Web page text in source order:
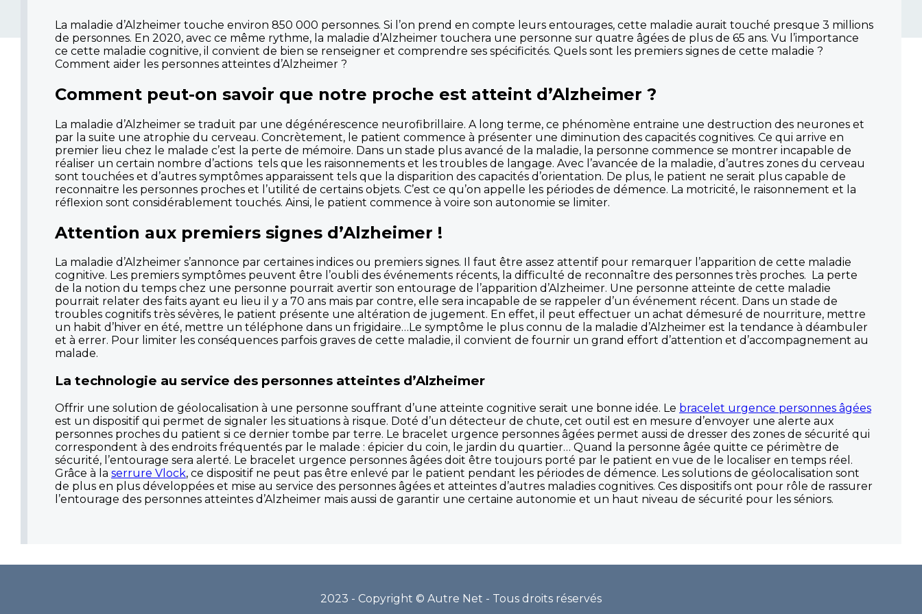
La maladie d’Alzheimer touche environ 850 000 personnes. Si l’on prend en compte leurs entourages, cette maladie aurait touché presque 3 millions
de personnes. En 2020, avec ce même rythme, la maladie d’Alzheimer touchera une personne sur quatre âgées de plus de 65 ans. Vu l’importance
ce cette maladie cognitive, il convient de bien se renseigner et comprendre ses spécificités. Quels sont les premiers signes de cette maladie ?
Comment aider les personnes atteintes d’Alzheimer ?
Comment peut-on savoir que notre proche est atteint d’Alzheimer ?
La maladie d’Alzheimer se traduit par une dégénérescence neurofibrillaire. A long terme, ce phénomène entraine une destruction des neurones et
par la suite une atrophie du cerveau. Concrètement, le patient commence à présenter une diminution des capacités cognitives. Ce qui arrive en
premier lieu chez le malade c’est la perte de mémoire. Dans un stade plus avancé de la maladie, la personne commence se montrer incapable de
réaliser un certain nombre d’actions tels que les raisonnements et les troubles de langage. Avec l’avancée de la maladie, d’autres zones du cerveau
sont touchées et d’autres symptômes apparaissent tels que la disparition des capacités d’orientation. De plus, le patient ne serait plus capable de
reconnaitre les personnes proches et l’utilité de certains objets. C’est ce qu’on appelle les périodes de démence. La motricité, le raisonnement et la
réflexion sont considérablement touchés. Ainsi, le patient commence à voire son autonomie se limiter.
Attention aux premiers signes d’Alzheimer !
La maladie d’Alzheimer s’annonce par certaines indices ou premiers signes. Il faut être assez attentif pour remarquer l’apparition de cette maladie
cognitive. Les premiers symptômes peuvent être l’oubli des événements récents, la difficulté de reconnaître des personnes très proches. La perte
de la notion du temps chez une personne pourrait avertir son entourage de l’apparition d’Alzheimer. Une personne atteinte de cette maladie
pourrait relater des faits ayant eu lieu il y a 70 ans mais par contre, elle sera incapable de se rappeler d’un événement récent. Dans un stade de
troubles cognitifs très sévères, le patient présente une altération de jugement. En effet, il peut effectuer un achat démesuré de nourriture, mettre
un habit d’hiver en été, mettre un téléphone dans un frigidaire…Le symptôme le plus connu de la maladie d’Alzheimer est la tendance à déambuler
et à errer. Pour limiter les conséquences parfois graves de cette maladie, il convient de fournir un grand effort d’attention et d’accompagnement au
malade.
La technologie au service des personnes atteintes d’Alzheimer
Offrir une solution de géolocalisation à une personne souffrant d’une atteinte cognitive serait une bonne idée. Le bracelet urgence personnes âgées
est un dispositif qui permet de signaler les situations à risque. Doté d’un détecteur de chute, cet outil est en mesure d’envoyer une alerte aux
personnes proches du patient si ce dernier tombe par terre. Le bracelet urgence personnes âgées permet aussi de dresser des zones de sécurité qui
correspondent à des endroits fréquentés par le malade : épicier du coin, le jardin du quartier… Quand la personne âgée quitte ce périmètre de
sécurité, l’entourage sera alerté. Le bracelet urgence personnes âgées doit être toujours porté par le patient en vue de le localiser en temps réel.
Grâce à la serrure Vlock, ce dispositif ne peut pas être enlevé par le patient pendant les périodes de démence. Les solutions de géolocalisation sont
de plus en plus développées et mise au service des personnes âgées et atteintes d’autres maladies cognitives. Ces dispositifs ont pour rôle de rassurer
l’entourage des personnes atteintes d’Alzheimer mais aussi de garantir une certaine autonomie et un haut niveau de sécurité pour les séniors.
2023 - Copyright © Autre Net - Tous droits réservés